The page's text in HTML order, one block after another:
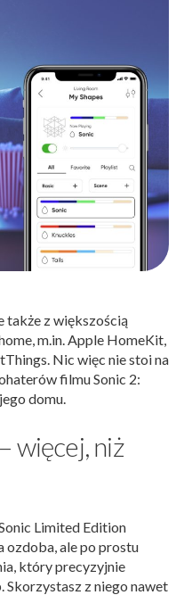
także z większością
m.in. Apple HomeKit,
Nic więc nie stoi na
filmu Sonic 2:
domu.
więcej, niż
Limited Edition
ozdoba, ale po prostu
który precyzyjnie
Skorzystasz z niego nawet